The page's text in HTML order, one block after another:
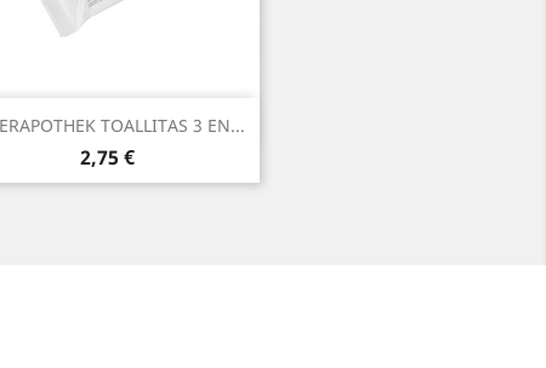
TOALLITAS 3 EN...
Precio
2,75 €
Vista rápida